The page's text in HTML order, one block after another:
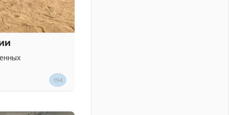
194